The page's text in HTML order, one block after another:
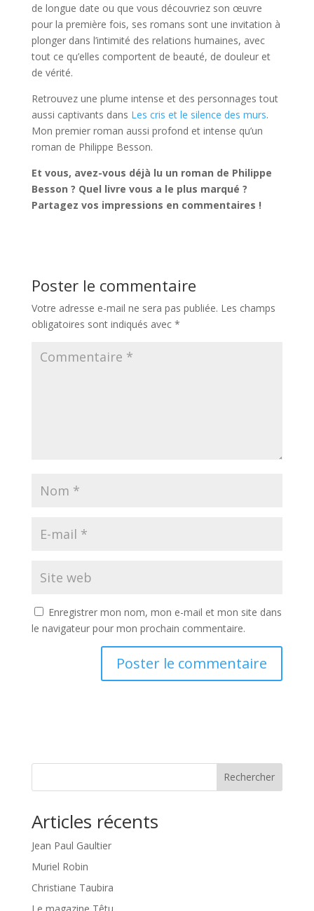
de longue date ou que vous découvriez son œuvre
pour la première fois, ses romans sont une invitation à
plonger dans l’intimité des relations humaines, avec
tout ce qu’elles comportent de beauté, de douleur et
de vérité.
Retrouvez une plume intense et des personnages tout
aussi captivants dans Les cris et le silence des murs.
Mon premier roman aussi profond et intense qu’un
roman de Philippe Besson.
Et vous, avez-vous déjà lu un roman de Philippe
Besson ? Quel livre vous a le plus marqué ?
Partagez vos impressions en commentaires !
Poster le commentaire
Votre adresse e-mail ne sera pas publiée. Les champs
obligatoires sont indiqués avec *
Enregistrer mon nom, mon e-mail et mon site dans
le navigateur pour mon prochain commentaire.
Rechercher
Articles récents
Jean Paul Gaultier
Muriel Robin
Christiane Taubira
Le magazine Têtu